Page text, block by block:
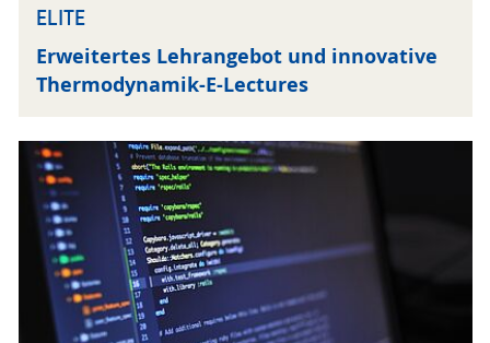
ELITE
Erweitertes Lehrangebot und innovative
Thermodynamik-E-Lectures